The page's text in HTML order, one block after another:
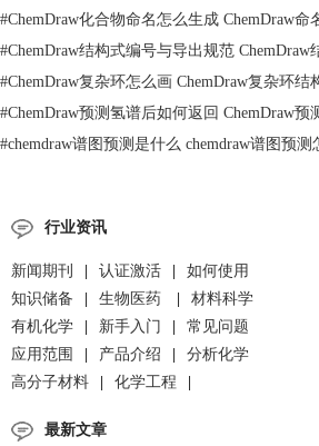
#ChemDraw化合物命名怎么生成 ChemDraw
#ChemDraw结构式编号与导出规范
#ChemDraw复杂环怎么画 ChemDraw复杂环结
#ChemDraw预测氢谱后如何返回 ChemDraw
#chemdraw谱图预测是什么 chemdraw谱图预测
行业资讯
新闻期刊 认证激活
如何使用
知识储备
生物医药
材料科学
有机化学
新手入门
常见问题
应用范围
产品介绍
分析化学
高分子材料
化学工程
最新文章